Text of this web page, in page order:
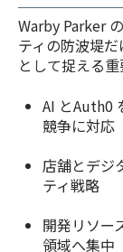
Warby Parker
ティの防波堤
として捉える重
AI とAuth0
競争に対応
店舗とデジ
ティ戦略
開発リソー
領域へ集中